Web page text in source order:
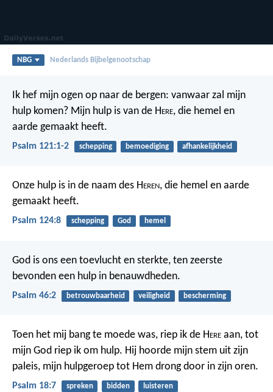
NBG Nederlands Bijbelgenootschap
Ik hef mijn ogen op naar de bergen: vanwaar zal mijn
hulp komen? Mijn hulp is van de Here, die hemel en
aarde gemaakt heeft.
Psalm 121:1-2 schepping bemoediging afhankelijkheid
Onze hulp is in de naam des Heren, die hemel en aarde
gemaakt heeft.
Psalm 124:8 schepping God hemel
God is ons een toevlucht en sterkte, ten zeerste
bevonden een hulp in benauwdheden.
Psalm 46:2 betrouwbaarheid veiligheid bescherming
Toen het mij bang te moede was, riep ik de Here aan, tot
mijn God riep ik om hulp. Hij hoorde mijn stem uit zijn
paleis, mijn hulpgeroep tot Hem drong door in zijn oren.
Psalm 18:7 spreken bidden luisteren